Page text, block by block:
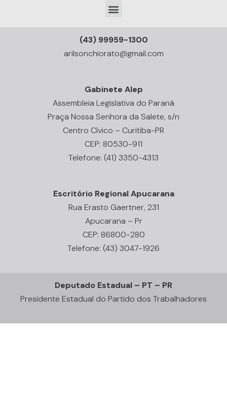
(43) 99959-1300
arilsonchiorato@gmail.com
Gabinete Alep
Assembleia Legislativa do Paraná
Praça Nossa Senhora da Salete, s/n
Centro Cívico – Curitiba-PR
CEP: 80530-911
Telefone: (41) 3350-4313
Escritório Regional Apucarana
Rua Erasto Gaertner, 231
Apucarana – Pr
CEP: 86800-280
Telefone: (43) 3047-1926
Deputado Estadual – PT – PR
Presidente Estadual do Partido dos Trabalhadores